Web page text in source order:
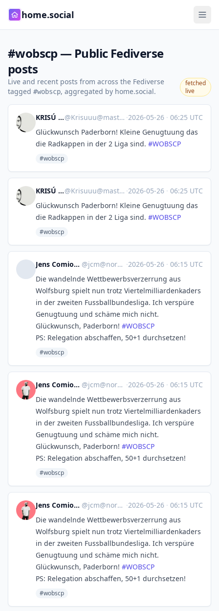
home.social
#wobscp — Public Fediverse
posts
Live and recent posts from across the Fediverse
tagged #wobscp, aggregated by home.social.
fetched
live
KRISÚ クリス@Krisuuu@mastodon.social ·2026-05-26 · 06:25 UTC
Glückwunsch Paderborn! Kleine Genugtuung das
die Radkappen in der 2 Liga sind. #WOBSCP
#wobscp
KRISÚ クリス@Krisuuu@mastodon.social ·2026-05-26 · 06:25 UTC
Glückwunsch Paderborn! Kleine Genugtuung das
die Radkappen in der 2 Liga sind. #WOBSCP
#wobscp
Jens Comiotto-Mayer @jcm@norden.social ·2026-05-26 · 06:15 UTC
Die wandelnde Wettbewerbsverzerrung aus
Wolfsburg spielt nun trotz Viertelmilliardenkaders
in der zweiten Fussballbundesliga. Ich verspüre
Genugtuung und schäme mich nicht.
Glückwunsch, Paderborn! #WOBSCP
PS: Relegation abschaffen, 50+1 durchsetzen!
#wobscp
Jens Comiotto-Mayer @jcm@norden.social ·2026-05-26 · 06:15 UTC
Die wandelnde Wettbewerbsverzerrung aus
Wolfsburg spielt nun trotz Viertelmilliardenkaders
in der zweiten Fussballbundesliga. Ich verspüre
Genugtuung und schäme mich nicht.
Glückwunsch, Paderborn! #WOBSCP
PS: Relegation abschaffen, 50+1 durchsetzen!
#wobscp
Jens Comiotto-Mayer @jcm@norden.social ·2026-05-26 · 06:15 UTC
Die wandelnde Wettbewerbsverzerrung aus
Wolfsburg spielt nun trotz Viertelmilliardenkaders
in der zweiten Fussballbundesliga. Ich verspüre
Genugtuung und schäme mich nicht.
Glückwunsch, Paderborn! #WOBSCP
PS: Relegation abschaffen, 50+1 durchsetzen!
#wobscp